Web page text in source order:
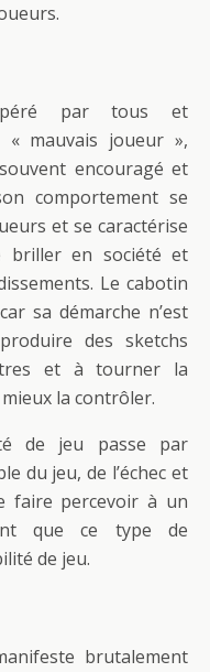
par tous et
« mauvais joueur »,
encouragé et
comportement se
et se caractérise
briller en société et
Le cabotin
sa démarche n’est
des sketchs
et à tourner la
la contrôler.
de jeu passe par
du jeu, de l’échec et
faire percevoir à un
que ce type de
de jeu.
brutalement